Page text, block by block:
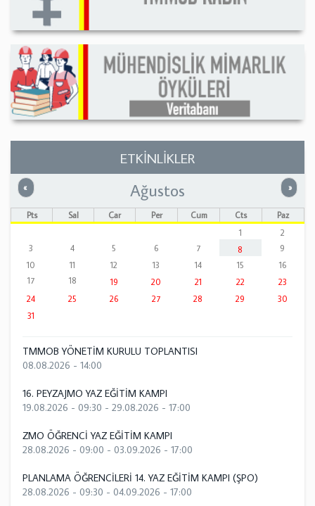
ETKİNLİKLER
« Önceki »
Ağustos
Pts Sal Çar Per Cum Cts
Paz
1
2
3
4 5 6 7 8
9
10
11 12 13 14 15
16
17
18 19 20 21 22
23
24
25 26 27 28 29
30
31
TMMOB YÖNETİM KURULU TOPLANTISI
08.08.2026 - 14:00
16. PEYZAJMO YAZ EĞİTİM KAMPI
19.08.2026 - 09:30 - 29.08.2026 - 17:00
ZMO ÖĞRENCİ YAZ EĞİTİM KAMPI
28.08.2026 - 09:00 - 03.09.2026 - 17:00
PLANLAMA ÖĞRENCİLERİ 14. YAZ EĞİTİM KAMPI (ŞPO)
28.08.2026 - 09:30 - 04.09.2026 - 17:00